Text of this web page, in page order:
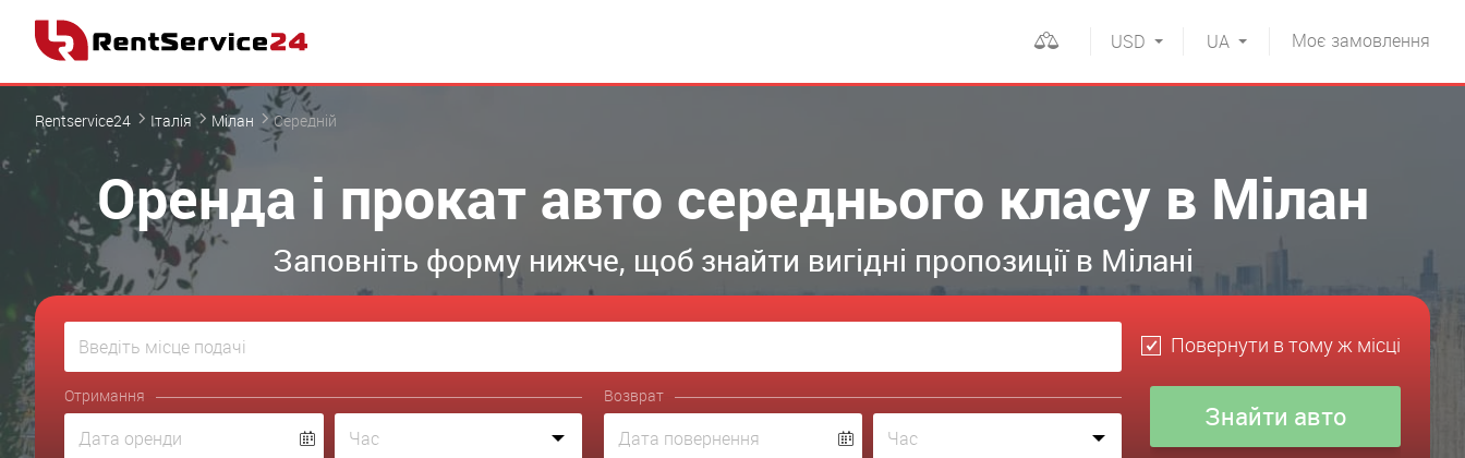
Моє замовлення
UA
USD
Rentservice24 Італія Мілан Середній
Оренда і прокат авто середнього класу в Мілан
Заповніть форму нижче, щоб знайти вигідні пропозиції в Мілані
Повернути в тому ж місці
Отримання Возврат